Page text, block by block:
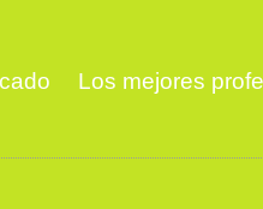
Los mejores